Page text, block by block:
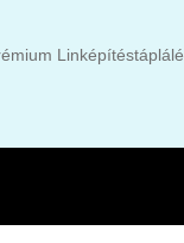
Linképítés